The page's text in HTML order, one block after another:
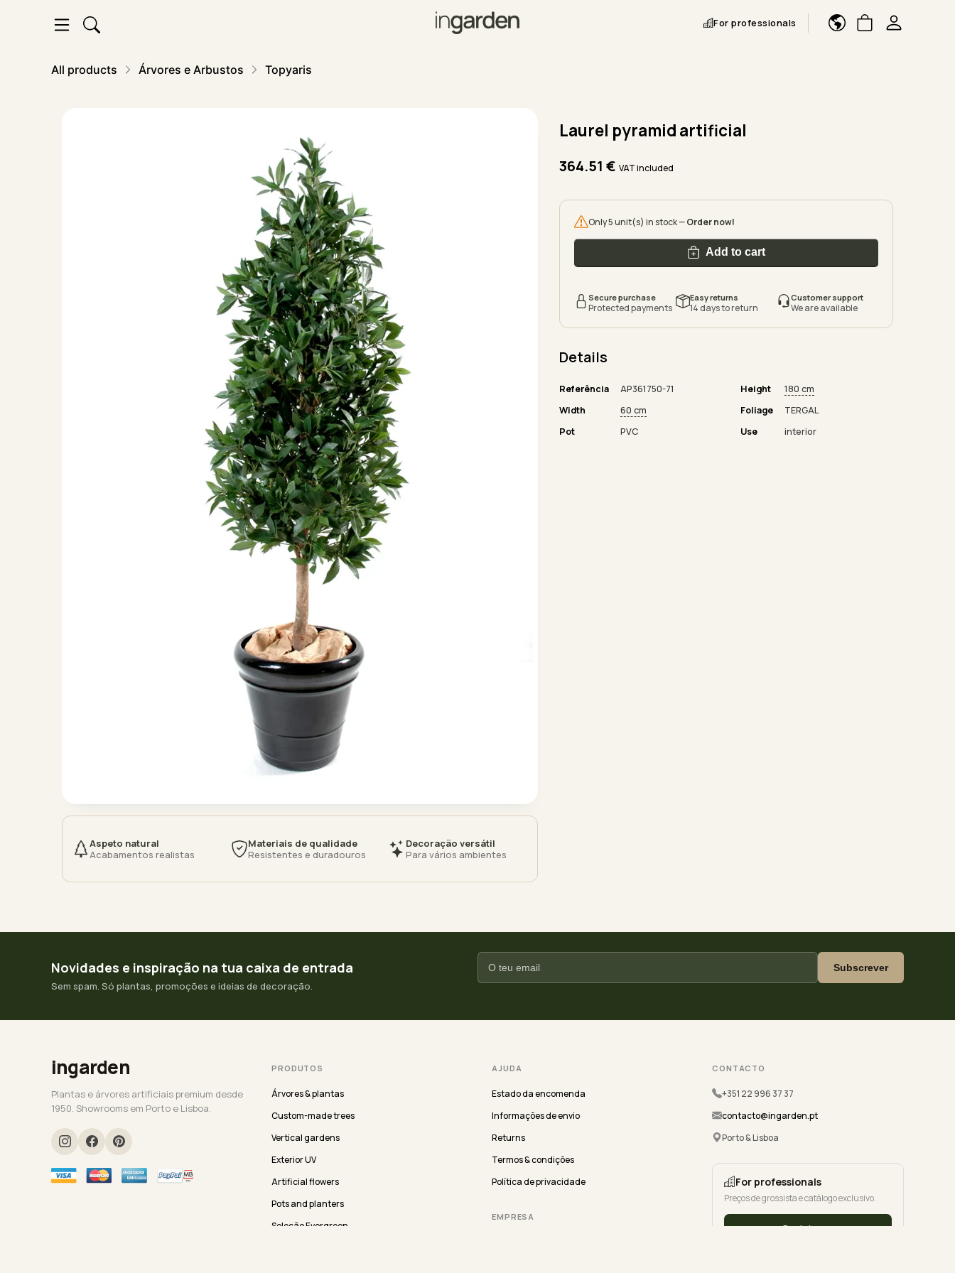
For professionals
All products Árvores e Arbustos Topyaris
Aspeto natural
Acabamentos realistas
Materiais de qualidade
Resistentes e duradouros
Decoração versátil
Para vários ambientes
Laurel pyramid artificial
364.51 € VAT included
Only 5 unit(s) in stock —Order now!
Add to cart
Secure purchase
Protected payments
Easy returns
14 days to return
Customer support
We are available
Details
Referência AP361750-71 Height
180 cm
Width
60 cm Foliage
TERGAL
Pot
PVC Use interior
Novidades e inspiração na tua caixa de entrada
Sem spam. Só plantas, promoções e ideias de decoração.
Subscrever
ingarden
Plantas e árvores artificiais premium desde
1950. Showrooms em Porto e Lisboa.
PRODUTOS
Árvores & plantas
Custom-made trees
Vertical gardens
Exterior UV
Artificial flowers
Pots and planters
Seleção Evergreen
AJUDA
Estado da encomenda
Informações de envio
Returns
Termos & condições
Política de privacidade
EMPRESA
CONTACTO
+351 22 996 37 37
contacto@ingarden.pt
Porto & Lisboa
For professionals
Preços de grossista e catálogo exclusivo.
Registe-se